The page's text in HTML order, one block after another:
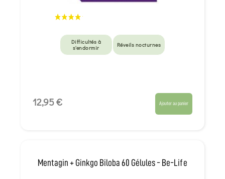
Difficultés à
s'endormir
Réveils nocturnes
12,95 € Ajouter au panier
Mentagin + Ginkgo Biloba 60 Gélules - Be-Life